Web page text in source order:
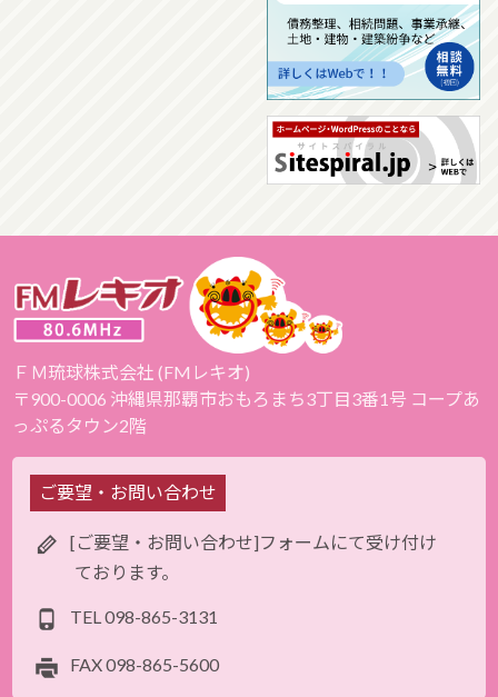
ＦＭ琉球株式会社 (FMレキオ)
〒900-0006 沖縄県那覇市おもろまち3丁目3番1号 コープあ
っぷるタウン2階
ご要望・お問い合わせ
[ご要望・お問い合わせ]フォームにて受け付け
ております。
TEL098-865-3131
FAX098-865-5600